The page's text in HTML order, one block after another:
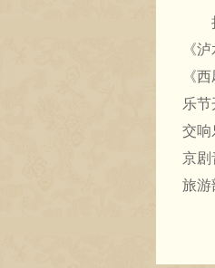
《
《
乐
交响
京剧
旅游